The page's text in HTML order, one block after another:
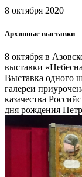
8 октября 2020
Архивные выставки
8 октября в
выставки
Выставка одного
галереи
казачества
дня рождения